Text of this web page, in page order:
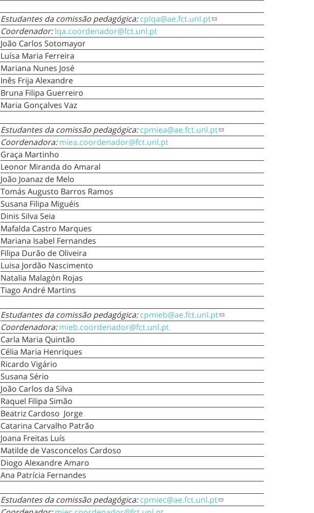
Estudantes da comissão pedagógica: cplqa@ae.fct.unl.pt
Coordenador:lqa.coordenador@fct.unl.pt
João Carlos Sotomayor
Luísa Maria Ferreira
Mariana Nunes José
Inês Frija Alexandre
Bruna Filipa Guerreiro
Maria Gonçalves Vaz
Estudantes da comissão pedagógica: cpmiea@ae.fct.unl.pt
Coordenadora:miea.coordenador@fct.unl.pt
Graça Martinho
Leonor Miranda do Amaral
João Joanaz de Melo
Tomás Augusto Barros Ramos
Susana Filipa Miguéis
Dinis Silva Seia
Mafalda Castro Marques
Mariana Isabel Fernandes
Filipa Durão de Oliveira
Luisa Jordão Nascimento
Natalia Malagón Rojas
Tiago André Martins
Estudantes da comissão pedagógica: cpmieb@ae.fct.unl.pt
Coordenadora:mieb.coordenador@fct.unl.pt
Carla Maria Quintão
Célia Maria Henriques
Ricardo Vigário
Susana Sério
João Carlos da Silva
Raquel Filipa Simão
Beatriz Cardoso Jorge
Catarina Carvalho Patrão
Joana Freitas Luís
Matilde de Vasconcelos Cardoso
Diogo Alexandre Amaro
Ana Patrícia Fernandes
Estudantes da comissão pedagógica: cpmiec@ae.fct.unl.pt